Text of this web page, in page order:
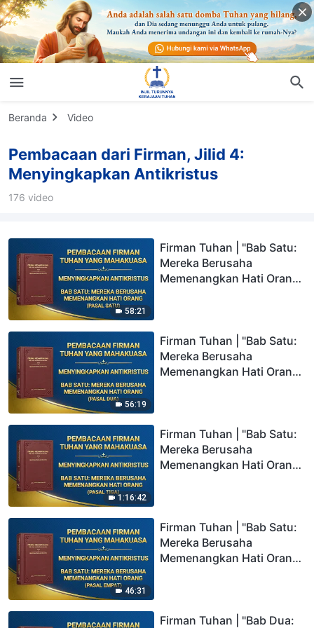
Beranda Video
Pembacaan dari Firman, Jilid 4:
Menyingkapkan Antikristus
176 video
58:21
Firman Tuhan | "Bab Satu:
Mereka Berusaha
Memenangkan Hati Orang"
56:19
Firman Tuhan | "Bab Satu:
Mereka Berusaha
Memenangkan Hati Orang"
1:16:42
Firman Tuhan | "Bab Satu:
Mereka Berusaha
Memenangkan Hati Orang"
46:31
Firman Tuhan | "Bab Satu:
Mereka Berusaha
Memenangkan Hati Orang"
Firman Tuhan | "Bab Dua: